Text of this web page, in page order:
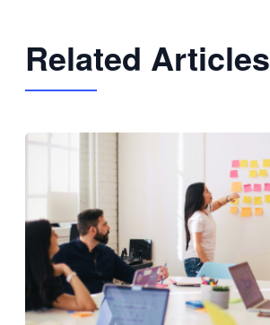
Related Articles